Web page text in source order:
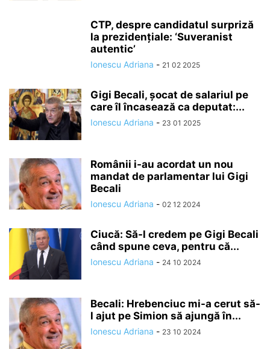
CTP, despre candidatul surpriză
la prezidențiale: ‘Suveranist
autentic’
Ionescu Adriana - 21 02 2025
Gigi Becali, șocat de salariul pe
care îl încasează ca deputat:...
Ionescu Adriana - 23 01 2025
Românii i-au acordat un nou
mandat de parlamentar lui Gigi
Becali
Ionescu Adriana - 02 12 2024
Ciucă: Să-l credem pe Gigi Becali
când spune ceva, pentru că...
Ionescu Adriana - 24 10 2024
Becali: Hrebenciuc mi-a cerut să-
l ajut pe Simion să ajungă în...
Ionescu Adriana - 23 10 2024